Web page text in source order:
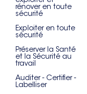
rénover en toute
sécurité
Exploiter en toute
sécurité
Préserver la Santé
et la Sécurité au
travail
Auditer - Certifier -
Labelliser